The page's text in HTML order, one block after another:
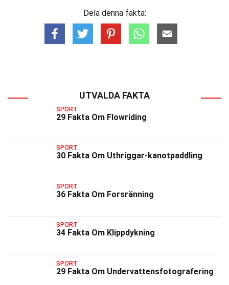
Dela denna fakta:
UTVALDA FAKTA
SPORT
29 Fakta Om Flowriding
SPORT
30 Fakta Om Uthriggar-kanotpaddling
SPORT
36 Fakta Om Forsränning
SPORT
34 Fakta Om Klippdykning
SPORT
29 Fakta Om Undervattensfotografering